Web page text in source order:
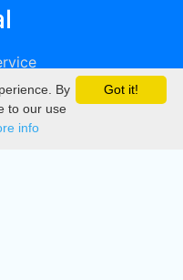
Got it!
By
to our use
info